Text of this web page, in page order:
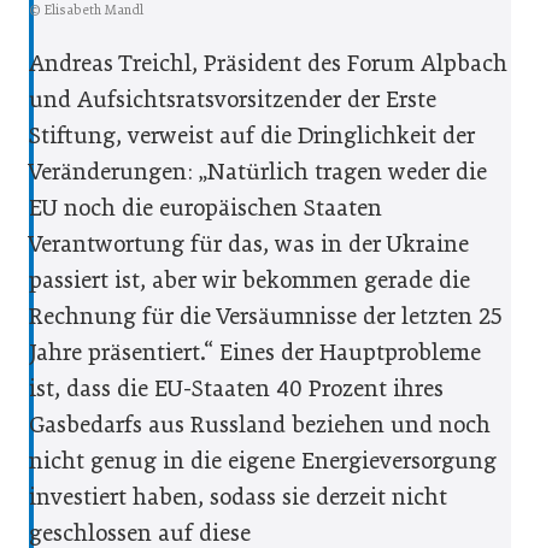
© Elisabeth Mandl
Andreas Treichl, Präsident des Forum Alpbach
und Aufsichtsratsvorsitzender der Erste
Stiftung, verweist auf die Dringlichkeit der
Veränderungen: „Natürlich tragen weder die
EU noch die europäischen Staaten
Verantwortung für das, was in der Ukraine
passiert ist, aber wir bekommen gerade die
Rechnung für die Versäumnisse der letzten 25
Jahre präsentiert.“ Eines der Hauptprobleme
ist, dass die EU-Staaten 40 Prozent ihres
Gasbedarfs aus Russland beziehen und noch
nicht genug in die eigene Energieversorgung
investiert haben, sodass sie derzeit nicht
geschlossen auf diese